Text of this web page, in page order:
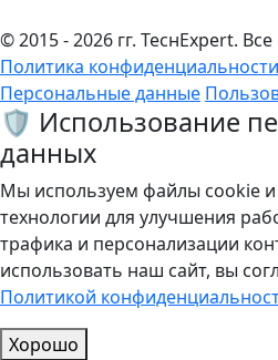
© 2015 - 2026 гг. ТеcнExpert.
Политика конфиденциальности
Персональные данные
🛡️ Использование
данных
Мы используем файлы cookie
технологии для улучшения
трафика и персонализации
использовать наш сайт, вы
Политикой
Хорошо